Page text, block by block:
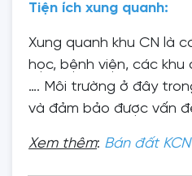
Tiện ích xung quanh:
Xung quanh khu CN là
học, bệnh viện, các khu
…. Môi trường ở đây
và đảm bảo được vấn
Xem thêm: Bán đất